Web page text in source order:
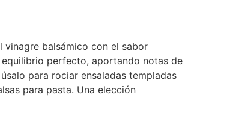
vinagre balsámico con el sabor
perfecto, aportando notas de
para rociar ensaladas templadas
para pasta. Una elección